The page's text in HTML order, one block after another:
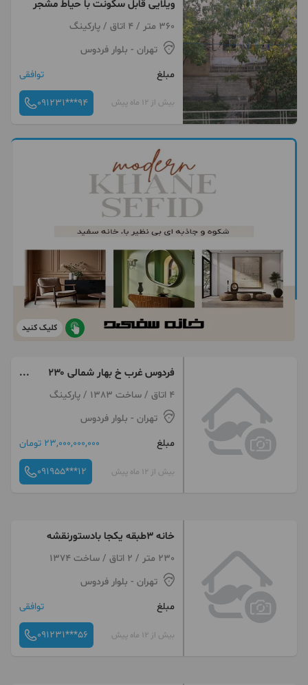
ویلایی قابل سکونت با حیاط مشجر
360 متر / 4 اتاق / پارکینگ
تهران - بلوار فردوس
مبلغ
توافقی
بیش از 12 ماه پیش 091231***94
کلیک کنید
فردوس غرب خ بهار شمالی ۲۳۰
متر
4 اتاق / ساخت 1383 / پارکینگ
تهران - بلوار فردوس
مبلغ
23,000,000,000 تومان
بیش از 12 ماه پیش 091955***12
خانه ۳طبقه یکجا بادستورنقشه
230 متر / 2 اتاق / ساخت 1374
تهران - بلوار فردوس
مبلغ
توافقی
بیش از 12 ماه پیش 091231***56